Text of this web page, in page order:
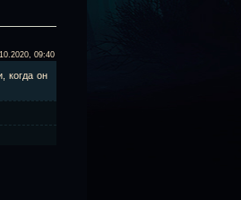
09:40
когда он